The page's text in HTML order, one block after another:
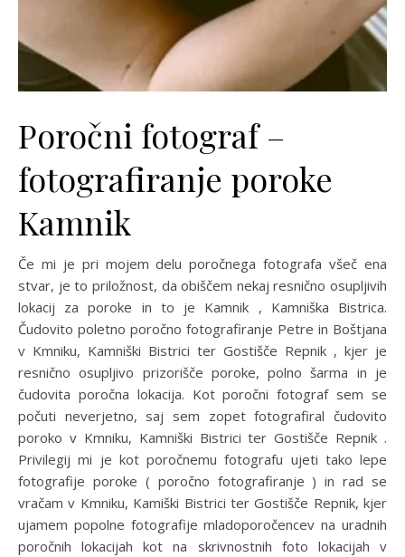
Poročni fotograf –
fotografiranje poroke
Kamnik
Če mi je pri mojem delu poročnega fotografa všeč ena
stvar, je to priložnost, da obiščem nekaj resnično osupljivih
lokacij za poroke in to je Kamnik , Kamniška Bistrica.
Čudovito poletno poročno fotografiranje Petre in Boštjana
v Kmniku, Kamniški Bistrici ter Gostišče Repnik , kjer je
resnično osupljivo prizorišče poroke, polno šarma in je
čudovita poročna lokacija. Kot poročni fotograf sem se
počuti neverjetno, saj sem zopet fotografiral čudovito
poroko v Kmniku, Kamniški Bistrici ter Gostišče Repnik .
Privilegij mi je kot poročnemu fotografu ujeti tako lepe
fotografije poroke ( poročno fotografiranje ) in rad se
vračam v Kmniku, Kamiški Bistrici ter Gostišče Repnik, kjer
ujamem popolne fotografije mladoporočencev na uradnih
poročnih lokacijah kot na skrivnostnih foto lokacijah v